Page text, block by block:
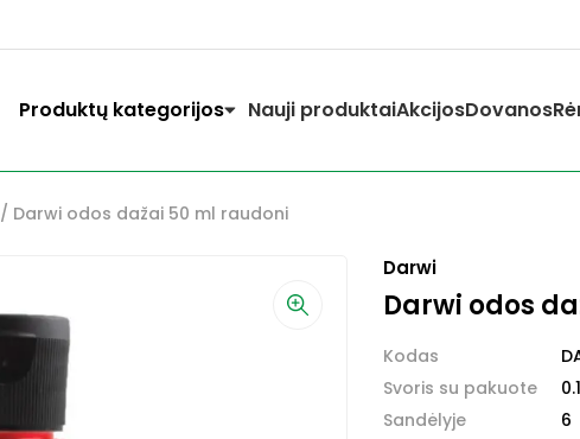
Produktų kategorijos Nauji produktaiAkcijosDovanos
/ Darwi odos dažai 50 ml raudoni
Darwi
Darwi odos
Kodas
Svoris su pakuote
Sandėlyje
6